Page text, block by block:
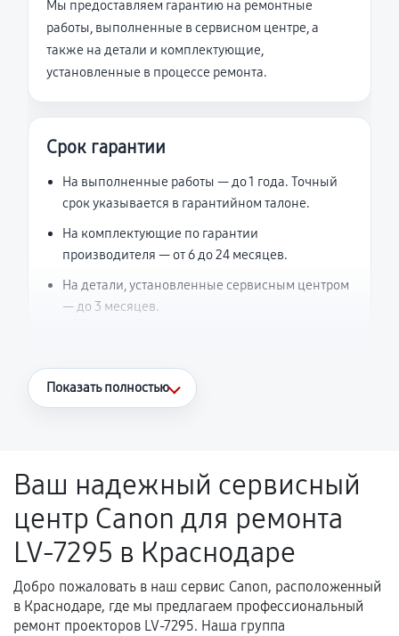
Мы предоставляем гарантию на ремонтные
работы, выполненные в сервисном центре, а
также на детали и комплектующие,
установленные в процессе ремонта.
Срок гарантии
На выполненные работы — до 1 года. Точный
срок указывается в гарантийном талоне.
На комплектующие по гарантии
производителя — от 6 до 24 месяцев.
На детали, установленные сервисным центром
— до 3 месяцев.
Что считается гарантийным случаем
Поломка установленной детали при
нормальной эксплуатации в течение
гарантийного срока.
Несоответствие комплектующей заявленным
техническим характеристикам.
Показать полностью
Ваш надежный сервисный
центр Canon для ремонта
LV-7295 в Краснодаре
Добро пожаловать в наш сервис Canon, расположенный
в Краснодаре, где мы предлагаем профессиональный
ремонт проекторов LV-7295. Наша группа